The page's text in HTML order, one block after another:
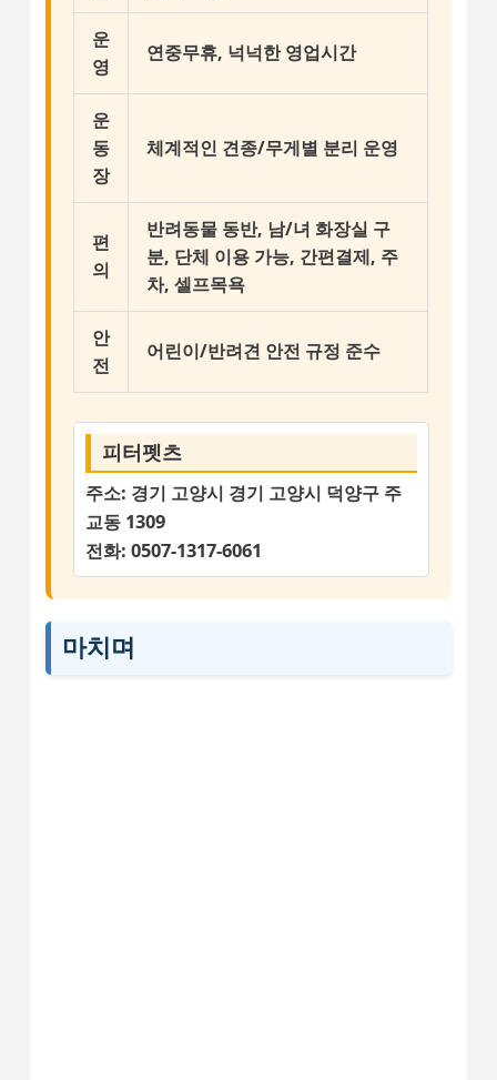
운
영
연중무휴, 넉넉한 영업시간
운
동
장
체계적인 견종/무게별 분리 운영
편
의
반려동물 동반, 남/녀 화장실 구
분, 단체 이용 가능, 간편결제, 주
차, 셀프목욕
안
전
어린이/반려견 안전 규정 준수
피터펫츠
주소: 경기 고양시 경기 고양시 덕양구 주
교동 1309
전화: 0507-1317-6061
마치며